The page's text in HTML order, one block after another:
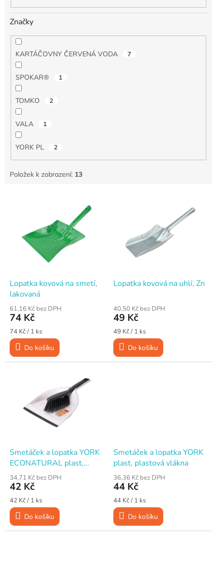
Značky
KARTÁČOVNY ČERVENÁ VODA 7
SPOKAR® 1
TOMKO 2
VALA 1
YORK PL 2
Položek k zobrazení: 13
Lopatka kovová na smetí,
lakovaná
61,16 Kč bez DPH
74 Kč
Měrná
cena:
74 Kč / 1 ks
Do košíku
Lopatka kovová na uhlí, Zn
40,50 Kč bez DPH
49 Kč
Měrná
cena:
49 Kč / 1 ks
Do košíku
Smetáček a lopatka YORK
ECONATURAL plast,
plastová vlákna
34,71 Kč bez DPH
42 Kč
Měrná
cena:
42 Kč / 1 ks
Do košíku
Smetáček a lopatka YORK
plast, plastová vlákna
36,36 Kč bez DPH
44 Kč
Měrná
cena:
44 Kč / 1 ks
Do košíku